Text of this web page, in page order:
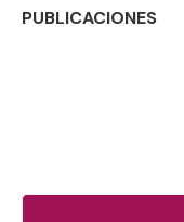
PUBLICACIONES